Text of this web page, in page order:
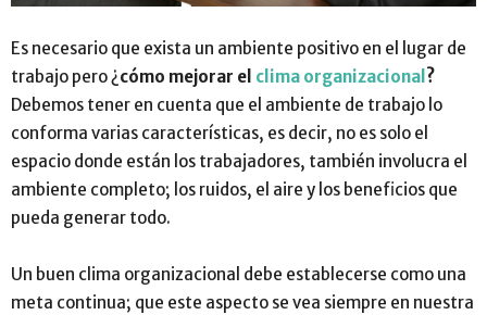
Es necesario que exista un ambiente positivo en el lugar de
trabajo pero ¿cómo mejorar el clima organizacional ?
Debemos tener en cuenta que el ambiente de trabajo lo
conforma varias características, es decir, no es solo el
espacio donde están los trabajadores, también involucra el
ambiente completo; los ruidos, el aire y los beneficios que
pueda generar todo.
Un buen clima organizacional debe establecerse como una
meta continua; que este aspecto se vea siempre en nuestra